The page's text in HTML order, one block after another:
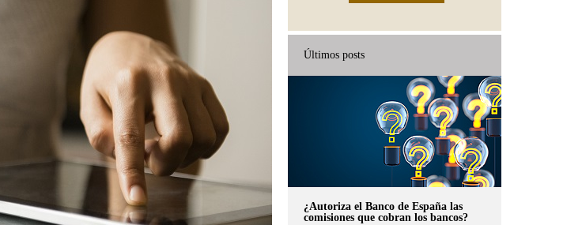
Últimos posts
¿Autoriza el Banco de España las
comisiones que cobran los bancos?